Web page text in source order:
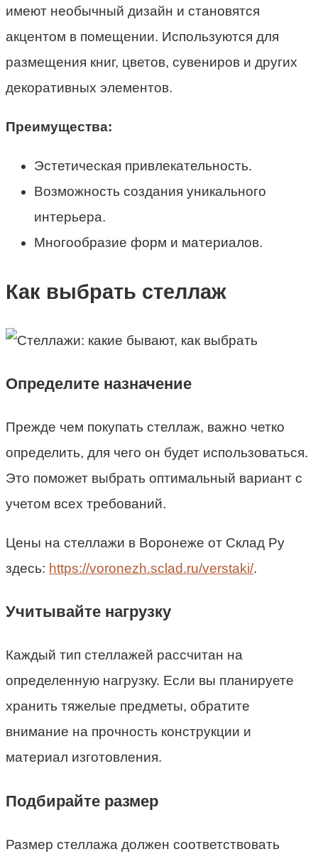
имеют необычный дизайн и становятся
акцентом в помещении. Используются для
размещения книг, цветов, сувениров и других
декоративных элементов.
Преимущества:
Эстетическая привлекательность.
Возможность создания уникального
интерьера.
Многообразие форм и материалов.
Как выбрать стеллаж
Определите назначение
Прежде чем покупать стеллаж, важно четко
определить, для чего он будет использоваться.
Это поможет выбрать оптимальный вариант с
учетом всех требований.
Цены на стеллажи в Воронеже от Склад Ру
здесь: https://voronezh.sclad.ru/verstaki/.
Учитывайте нагрузку
Каждый тип стеллажей рассчитан на
определенную нагрузку. Если вы планируете
хранить тяжелые предметы, обратите
внимание на прочность конструкции и
материал изготовления.
Подбирайте размер
Размер стеллажа должен соответствовать